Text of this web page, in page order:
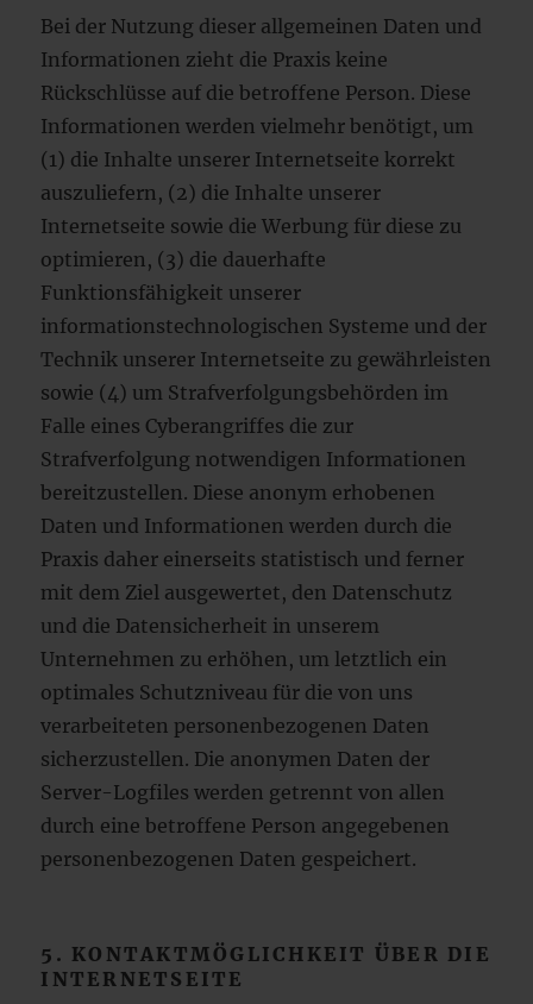
Bei der Nutzung dieser allgemeinen Daten und
Informationen zieht die Praxis keine
Rückschlüsse auf die betroffene Person. Diese
Informationen werden vielmehr benötigt, um
(1) die Inhalte unserer Internetseite korrekt
auszuliefern, (2) die Inhalte unserer
Internetseite sowie die Werbung für diese zu
optimieren, (3) die dauerhafte
Funktionsfähigkeit unserer
informationstechnologischen Systeme und der
Technik unserer Internetseite zu gewährleisten
sowie (4) um Strafverfolgungsbehörden im
Falle eines Cyberangriffes die zur
Strafverfolgung notwendigen Informationen
bereitzustellen. Diese anonym erhobenen
Daten und Informationen werden durch die
Praxis daher einerseits statistisch und ferner
mit dem Ziel ausgewertet, den Datenschutz
und die Datensicherheit in unserem
Unternehmen zu erhöhen, um letztlich ein
optimales Schutzniveau für die von uns
verarbeiteten personenbezogenen Daten
sicherzustellen. Die anonymen Daten der
Server-Logfiles werden getrennt von allen
durch eine betroffene Person angegebenen
personenbezogenen Daten gespeichert.
5. KONTAKTMÖGLICHKEIT ÜBER DIE
INTERNETSEITE